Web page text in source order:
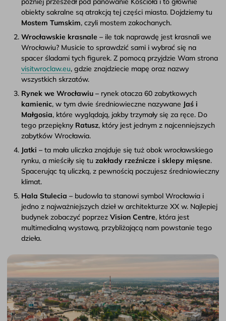
obiekty sakralne są atrakcją tej części miasta. Dojdziemy tu
Mostem Tumskim, czyli mostem zakochanych.
Wrocławskie krasnale – ile tak naprawdę jest krasnali we
Wrocławiu? Musicie to sprawdzić sami i wybrać się na
spacer śladami tych figurek. Z pomocą przyjdzie Wam strona
visitwroclaw.eu, gdzie znajdziecie mapę oraz nazwy
wszystkich skrzatów.
Rynek we Wrocławiu – rynek otacza 60 zabytkowych
kamienic, w tym dwie średniowieczne nazywane Jaś i
Małgosia, które wyglądają, jakby trzymały się za ręce. Do
tego przepiękny Ratusz, który jest jednym z najcenniejszych
zabytków Wrocławia.
Jatki – ta mała uliczka znajduje się tuż obok wrocławskiego
rynku, a mieściły się tu zakłady rzeźnicze i sklepy mięsne.
Spacerując tą uliczką, z pewnością poczujesz średniowieczny
klimat.
Hala Stulecia – budowla ta stanowi symbol Wrocławia i
jedno z najważniejszych dzieł w architekturze XX w. Najlepiej
budynek zobaczyć poprzez Vision Centre, która jest
multimedialną wystawą, przybliżającą nam powstanie tego
dzieła.